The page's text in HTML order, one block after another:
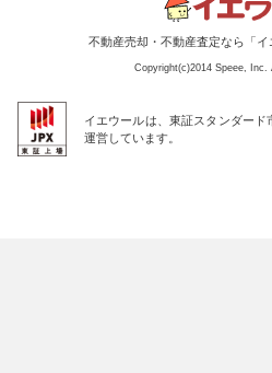
不動産売却・不動産査定なら「イ
Copyright(c)2014 Speee, Inc.
イエウールは、東証スタンダー
運営しています。